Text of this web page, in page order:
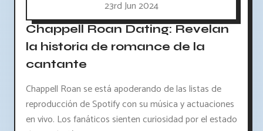
23rd Jun 2024
Chappell Roan Dating: Revelan
la historia de romance de la
cantante
Chappell Roan se está apoderando de las listas de
reproducción de Spotify con su música y actuaciones
en vivo. Los fanáticos sienten curiosidad por el estado